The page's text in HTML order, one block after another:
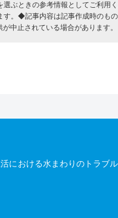
ぶときの参考情報としてご利用
。◆記事内容は記事作成時のも
中止されている場合があります。
における水まわりのトラブ